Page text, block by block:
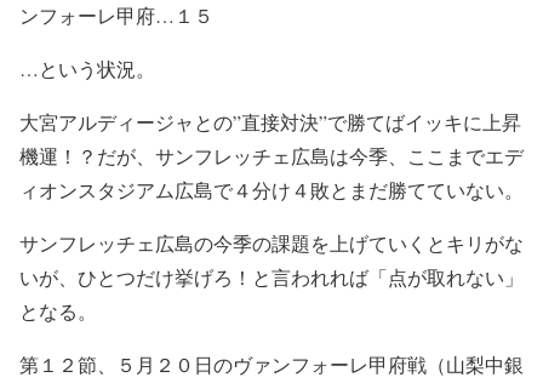
ンフォーレ甲府…１５
…という状況。
大宮アルディージャとの”直接対決”で勝てばイッキに上昇
機運！？だが、サンフレッチェ広島は今季、ここまでエデ
ィオンスタジアム広島で４分け４敗とまだ勝てていない。
サンフレッチェ広島の今季の課題を上げていくとキリがな
いが、ひとつだけ挙げろ！と言われれば「点が取れない」
となる。
第１２節、５月２０日のヴァンフォーレ甲府戦（山梨中銀